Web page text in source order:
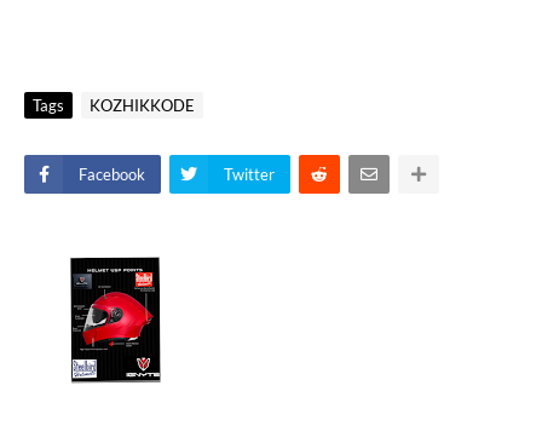
Tags KOZHIKKODE
Facebook Twitter